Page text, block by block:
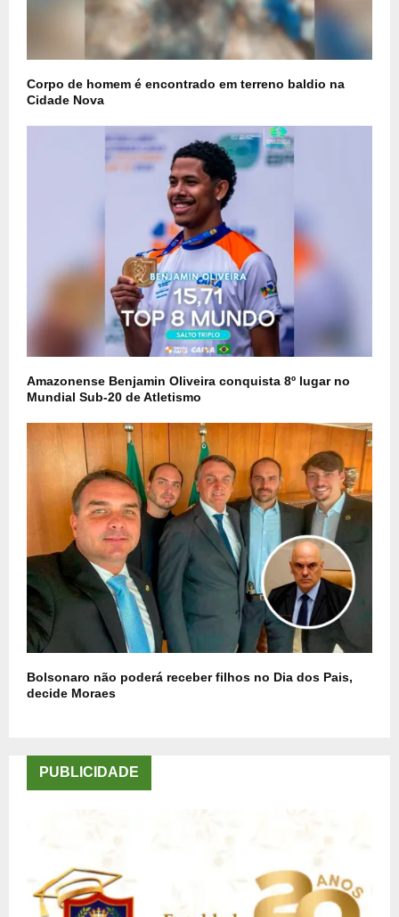
Corpo de homem é encontrado em terreno baldio na
Cidade Nova
Amazonense Benjamin Oliveira conquista 8º lugar no
Mundial Sub-20 de Atletismo
Bolsonaro não poderá receber filhos no Dia dos Pais,
decide Moraes
PUBLICIDADE